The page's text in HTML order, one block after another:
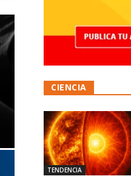
CIENCIA
TENDENCIA